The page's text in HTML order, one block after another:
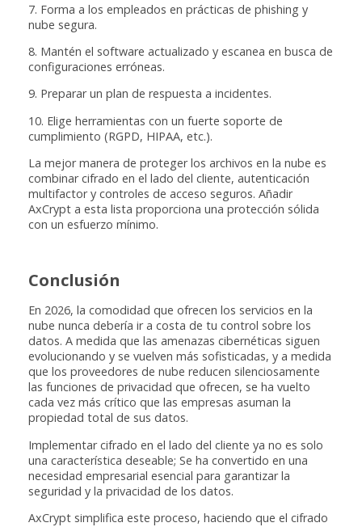
7. Forma a los empleados en prácticas de phishing y
nube segura.
8. Mantén el software actualizado y escanea en busca de
configuraciones erróneas.
9. Preparar un plan de respuesta a incidentes.
10. Elige herramientas con un fuerte soporte de
cumplimiento (RGPD, HIPAA, etc.).
La mejor manera de proteger los archivos en la nube es
combinar cifrado en el lado del cliente, autenticación
multifactor y controles de acceso seguros. Añadir
AxCrypt a esta lista proporciona una protección sólida
con un esfuerzo mínimo.
Conclusión
En 2026, la comodidad que ofrecen los servicios en la
nube nunca debería ir a costa de tu control sobre los
datos. A medida que las amenazas cibernéticas siguen
evolucionando y se vuelven más sofisticadas, y a medida
que los proveedores de nube reducen silenciosamente
las funciones de privacidad que ofrecen, se ha vuelto
cada vez más crítico que las empresas asuman la
propiedad total de sus datos.
Implementar cifrado en el lado del cliente ya no es solo
una característica deseable; Se ha convertido en una
necesidad empresarial esencial para garantizar la
seguridad y la privacidad de los datos.
AxCrypt simplifica este proceso, haciendo que el cifrado